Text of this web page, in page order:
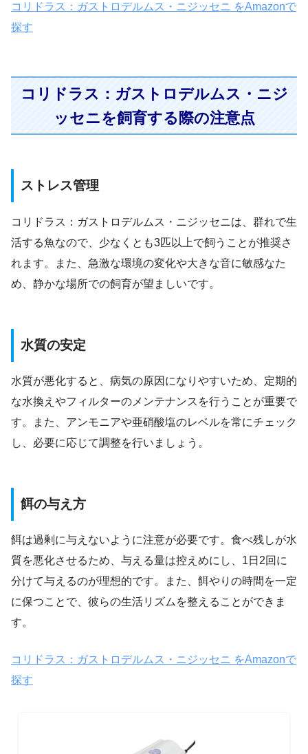
コリドラス：ガストロデルムス・ニジッセニ をAmazonで
探す
コリドラス：ガストロデルムス・ニジ
ッセニを飼育する際の注意点
ストレス管理
コリドラス：ガストロデルムス・ニジッセニは、群れで生
活する魚なので、少なくとも3匹以上で飼うことが推奨さ
れます。また、急激な環境の変化や大きな音に敏感なた
め、静かな場所での飼育が望ましいです。
水質の安定
水質が悪化すると、病気の原因になりやすいため、定期的
な水換えやフィルターのメンテナンスを行うことが重要で
す。また、アンモニアや亜硝酸塩のレベルを常にチェック
し、必要に応じて調整を行いましょう。
餌の与え方
餌は過剰に与えないように注意が必要です。食べ残しが水
質を悪化させるため、与える量は控えめにし、1日2回に
分けて与えるのが理想的です。また、餌やりの時間を一定
に保つことで、彼らの生活リズムを整えることができま
す。
コリドラス：ガストロデルムス・ニジッセニ をAmazonで
探す